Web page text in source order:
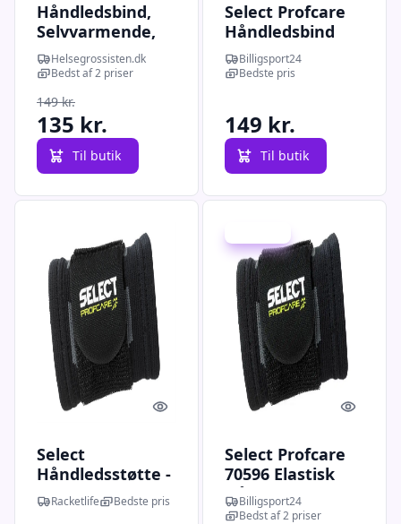
Håndledsbind,
Selvvarmende,
Str: XXL, Bamboo
Pro
Helsegrossisten.dk
Bedst af 2 priser
149 kr.
135 kr.
Til butik
Select Profcare
Håndledsbind
Billigsport24
Bedste pris
149 kr.
Til butik
Quick look
Select
Håndledsstøtte -
L-XL
Racketlife Bedste pris
Quick
Select Profcare
70596 Elastisk
Håndledbind
Billigsport24
Bedst af 2 priser